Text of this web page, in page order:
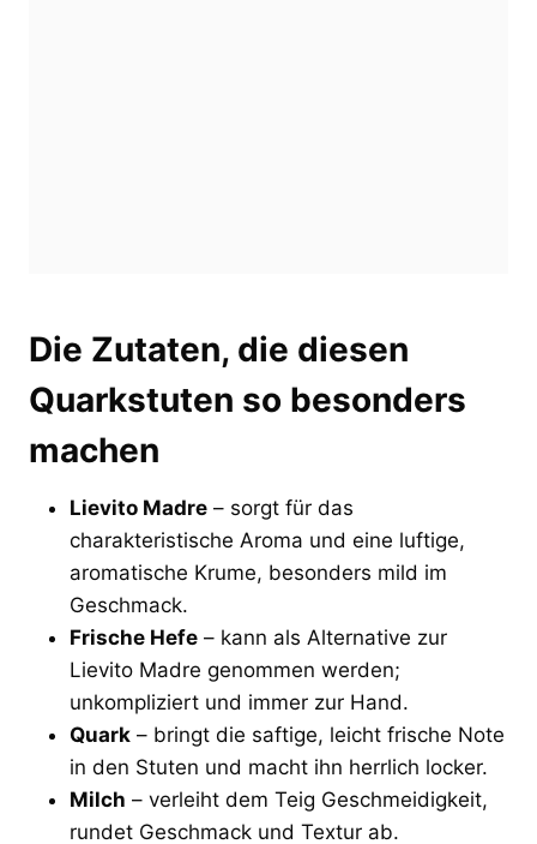
Die Zutaten, die diesen
Quarkstuten so besonders
machen
Lievito Madre – sorgt für das
charakteristische Aroma und eine luftige,
aromatische Krume, besonders mild im
Geschmack.
Frische Hefe – kann als Alternative zur
Lievito Madre genommen werden;
unkompliziert und immer zur Hand.
Quark – bringt die saftige, leicht frische Note
in den Stuten und macht ihn herrlich locker.
Milch – verleiht dem Teig Geschmeidigkeit,
rundet Geschmack und Textur ab.